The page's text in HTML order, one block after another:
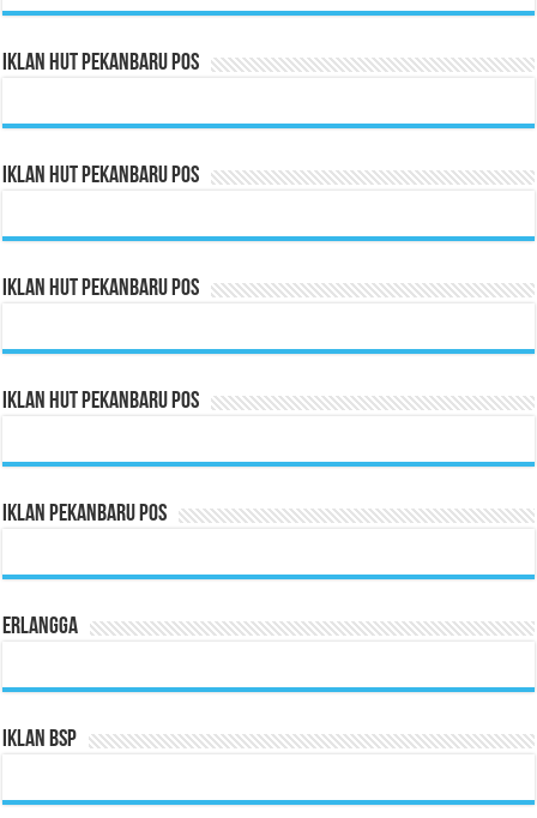
Iklan HUT Pekanbaru Pos
Iklan HUT Pekanbaru Pos
Iklan HUT Pekanbaru Pos
Iklan HUT Pekanbaru Pos
Iklan Pekanbaru Pos
Erlangga
Iklan BSP